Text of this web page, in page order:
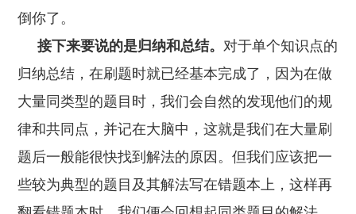
倒你了。
接下来要说的是归纳和总结。对于单个知识点的
归纳总结，在刷题时就已经基本完成了，因为在做
大量同类型的题目时，我们会自然的发现他们的规
律和共同点，并记在大脑中，这就是我们在大量刷
题后一般能很快找到解法的原因。但我们应该把一
些较为典型的题目及其解法写在错题本上，这样再